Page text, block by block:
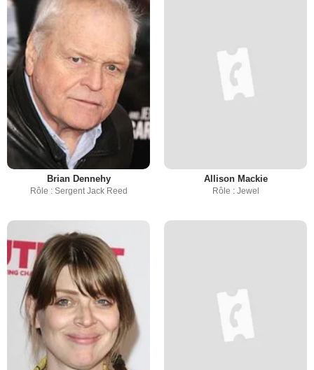
Brian Dennehy
Rôle : Sergent Jack Reed
Allison Mackie
Rôle : Jewel